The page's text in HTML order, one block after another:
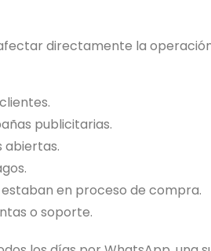
directamente la
publicitarias.
abiertas.
en proceso de compra.
o soporte.